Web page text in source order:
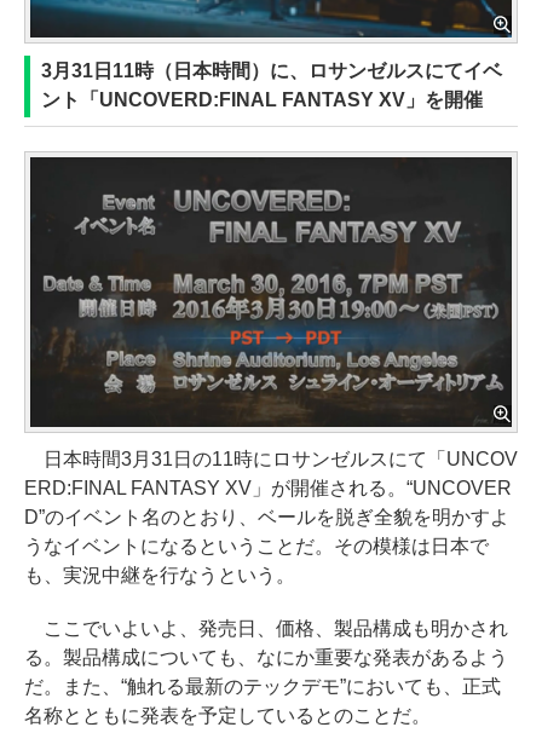
3月31日11時（日本時間）に、ロサンゼルスにてイベ
ント「UNCOVERD:FINAL FANTASY XV」を開催
日本時間3月31日の11時にロサンゼルスにて「UNCOV
ERD:FINAL FANTASY XV」が開催される。“UNCOVER
D”のイベント名のとおり、ベールを脱ぎ全貌を明かすよ
うなイベントになるということだ。その模様は日本で
も、実況中継を行なうという。
ここでいよいよ、発売日、価格、製品構成も明かされ
る。製品構成についても、なにか重要な発表があるよう
だ。また、“触れる最新のテックデモ”においても、正式
名称とともに発表を予定しているとのことだ。